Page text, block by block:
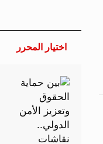
اختيار المحرر